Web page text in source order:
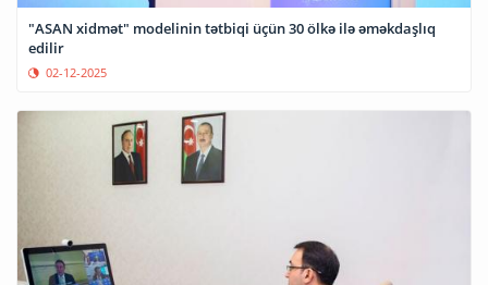
"ASAN xidmət" modelinin tətbiqi üçün 30 ölkə ilə əməkdaşlıq
edilir
02-12-2025